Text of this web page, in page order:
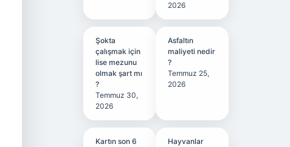
2026
Şokta
çalışmak için
lise mezunu
olmak şart mı
?
Temmuz 30,
2026
Asfaltın
maliyeti nedir
?
Temmuz 25,
2026
Kartın son 6
Hayvanlar